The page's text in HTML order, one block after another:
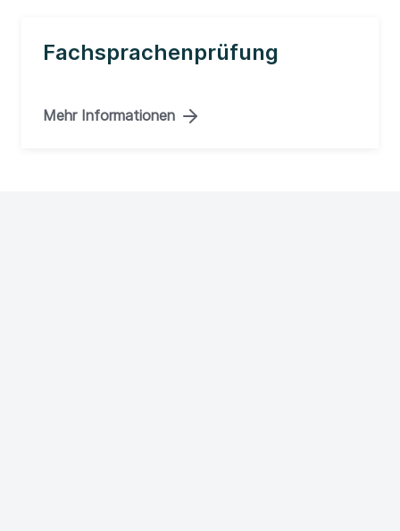
Fachsprachenprüfung
Mehr Informationen